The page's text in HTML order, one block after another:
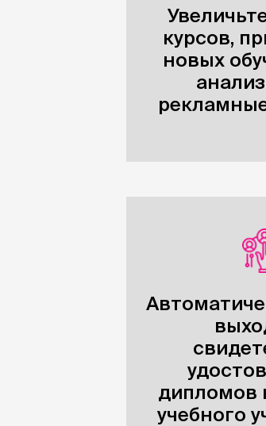
курсов,
новых
дипломов
учебного